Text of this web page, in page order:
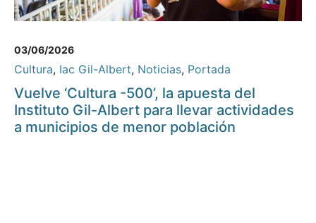
03/06/2026
Cultura, Iac Gil-Albert, Noticias, Portada
Vuelve ‘Cultura -500’, la apuesta del
Instituto Gil-Albert para llevar actividades
a municipios de menor población